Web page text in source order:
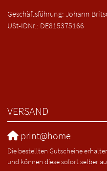
Geschäftsführung: Johann
USt-IDNr.: DE815375166
VERSAND
print@home
Die bestellten Gutscheine
und können diese sofort selber